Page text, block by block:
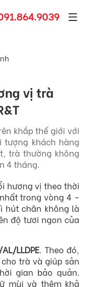
vị trà
khắp thế giới với
tượng khách hàng
trà thường không
4 tháng.
hương vị theo thời
trong vòng 4 –
hút chân không là
độ tươi ngon của
AL/LLDPE. Theo đó,
trà và giúp sản
gian bảo quản.
mùi và thêm khả